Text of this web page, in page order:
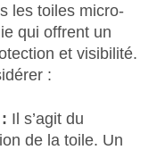
les toiles micro-
qui offrent un
et visibilité.
:
Il s’agit du
de la toile. Un